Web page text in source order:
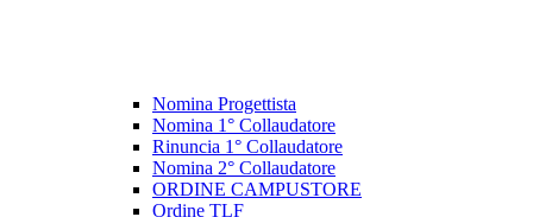
Nomina Progettista
Nomina 1° Collaudatore
Rinuncia 1° Collaudatore
Nomina 2° Collaudatore
ORDINE CAMPUSTORE
Ordine TLF